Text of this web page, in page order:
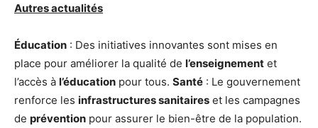
Autres actualités
Éducation : Des initiatives innovantes sont mises en
place pour améliorer la qualité de l’enseignement et
l’accès à l’éducation pour tous. Santé : Le gouvernement
renforce les infrastructures sanitaires et les campagnes
de prévention pour assurer le bien-être de la population.